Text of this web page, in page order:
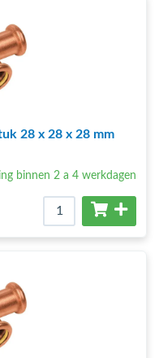
28 x 28 x 28 mm
binnen 2 a 4 werkdagen